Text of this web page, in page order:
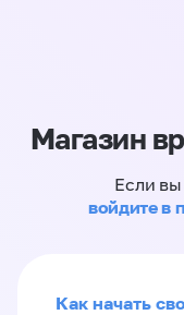
Магазин
Если
войдите в
Как начать